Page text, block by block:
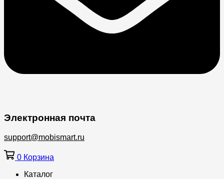
Электронная почта
support@mobismart.ru
0 Корзина
Каталог